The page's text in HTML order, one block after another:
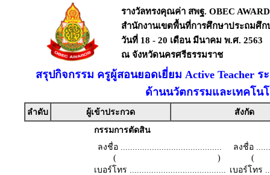
รางวัลทรงคุณค่า สพฐ. OBEC
สำนักงานเขตพื้นที่การศึกษาประถมศึก
วันที่ 18 - 20 เดือน มีนาคม พ.ศ. 2563
ณ จังหวัดนครศรีธรรมราช
สรุปกิจกรรม ครูผู้สอนยอดเยี่ยม Active Teacher
ด้านนวัตกรรมและเทคโน
ลำดับ ผู้เข้าประกวด
สังกัด
กรรมการตัดสิน
ลงชื่อ ..........................................
( )
เบอร์โทร ........................................
ลงชื่อ
เบอร์โทร